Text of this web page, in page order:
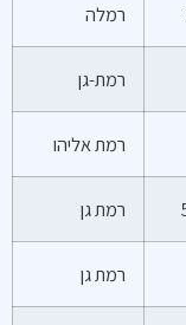
רמלה
רמת-גן
רמת אליהו
רמת גן
רמת גן